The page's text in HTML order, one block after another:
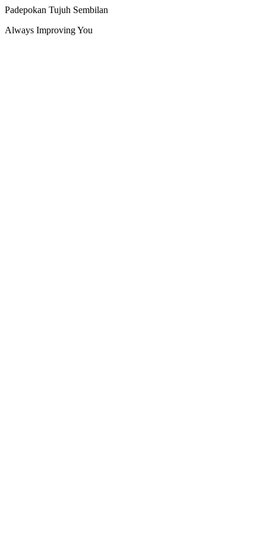
Padepokan Tujuh Sembilan
Always Improving You